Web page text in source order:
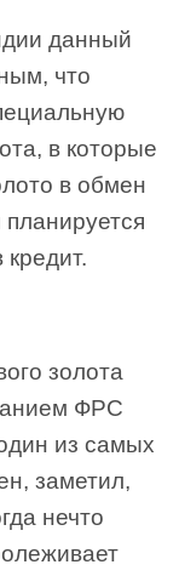
данный
что
в которые
в обмен
золота
ФРС
из самых
заметил,
нечто